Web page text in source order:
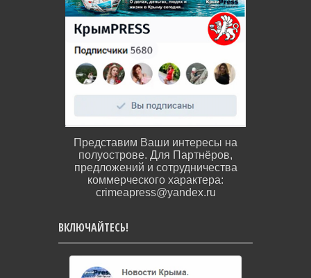
Представим Ваши интересы на
полуострове. Для Партнёров,
предложений и сотрудничества
коммерческого характера:
crimeapress@yandex.ru
ВКЛЮЧАЙТЕСЬ!